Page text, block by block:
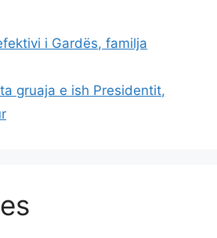
i Gardës, familja
gruaja e ish Presidentit,